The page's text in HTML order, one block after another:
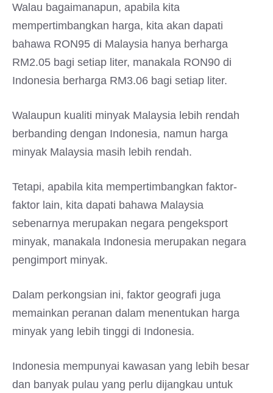
Walau bagaimanapun, apabila kita
mempertimbangkan harga, kita akan dapati
bahawa RON95 di Malaysia hanya berharga
RM2.05 bagi setiap liter, manakala RON90 di
Indonesia berharga RM3.06 bagi setiap liter.
Walaupun kualiti minyak Malaysia lebih rendah
berbanding dengan Indonesia, namun harga
minyak Malaysia masih lebih rendah.
Tetapi, apabila kita mempertimbangkan faktor-
faktor lain, kita dapati bahawa Malaysia
sebenarnya merupakan negara pengeksport
minyak, manakala Indonesia merupakan negara
pengimport minyak.
Dalam perkongsian ini, faktor geografi juga
memainkan peranan dalam menentukan harga
minyak yang lebih tinggi di Indonesia.
Indonesia mempunyai kawasan yang lebih besar
dan banyak pulau yang perlu dijangkau untuk